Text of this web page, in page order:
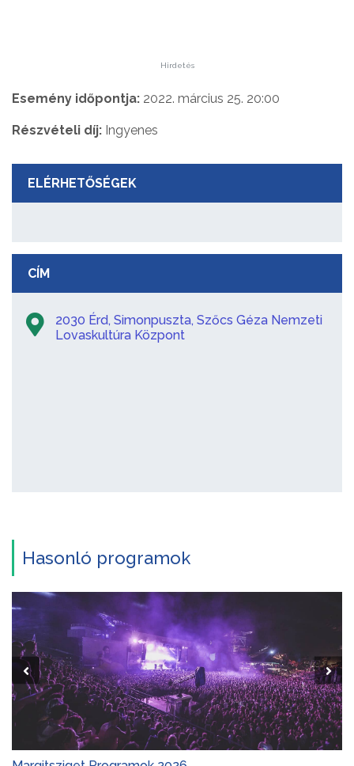
Hirdetés
Esemény időpontja: 2022. március 25. 20:00
Részvételi díj: Ingyenes
ELÉRHETŐSÉGEK
CÍM
2030 Érd, Simonpuszta, Szőcs Géza Nemzeti
Lovaskultúra Központ
Hasonló programok